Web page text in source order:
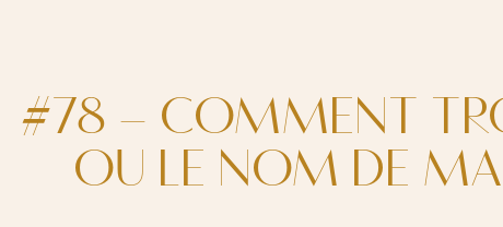
#78 – COMMENT
OU LE NOM DE